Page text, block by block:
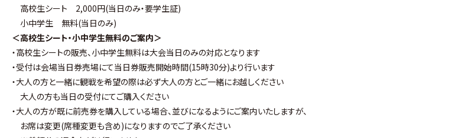
高校生シート 2,000円(当日のみ・要学生証)
小中学生 無料(当日のみ)
＜高校生シート・小中学生無料のご案内＞
・高校生シートの販売、小中学生無料は大会当日のみの対応となります
・受付は会場当日券売場にて当日券販売開始時間(15時30分)より行います
・大人の方と一緒に観戦を希望の際は必ず大人の方とご一緒にお越しください
大人の方も当日の受付にてご購入ください
・大人の方が既に前売券を購入している場合、並びになるようにご案内いたしますが、
お席は変更(席種変更も含め)になりますのでご了承ください